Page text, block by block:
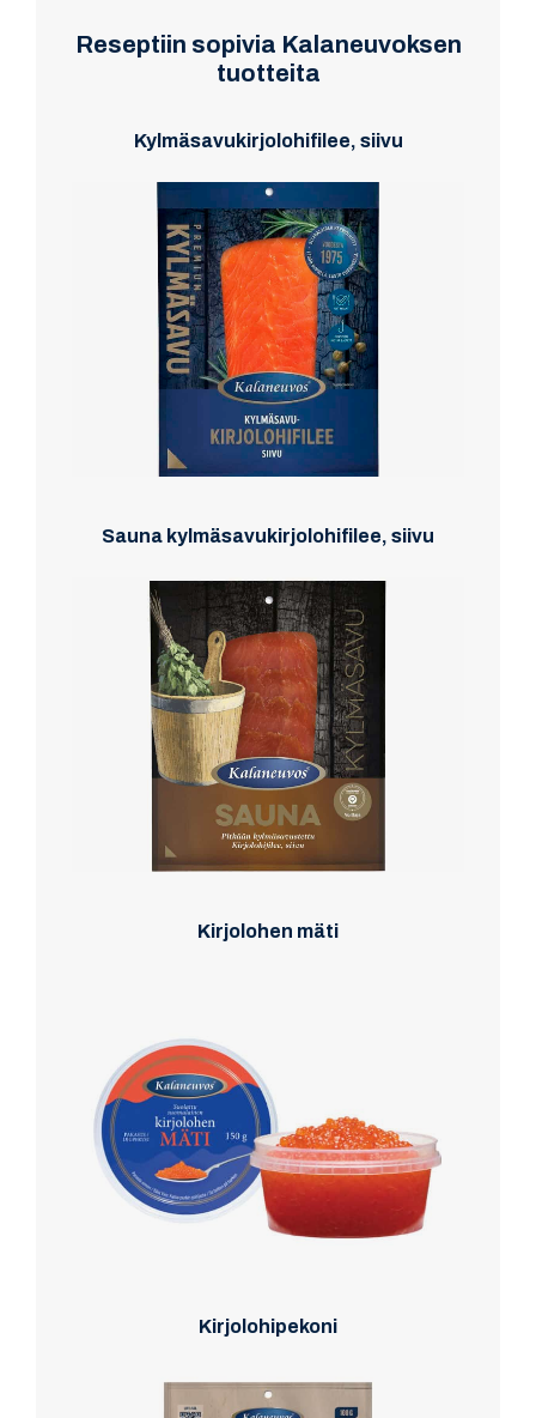
Reseptiin sopivia Kalaneuvoksen
tuotteita
Kylmäsavukirjolohifilee, siivu
Sauna kylmäsavukirjolohifilee, siivu
Kirjolohen mäti
Kirjolohipekoni